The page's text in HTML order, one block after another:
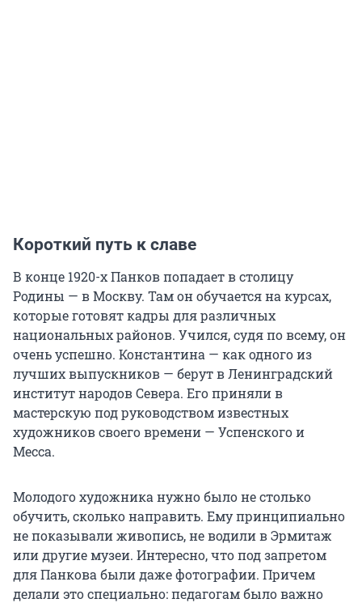
Короткий путь к славе
В конце 1920-х Панков попадает в столицу
Родины — в Москву. Там он обучается на курсах,
которые готовят кадры для различных
национальных районов. Учился, судя по всему, он
очень успешно. Константина — как одного из
лучших выпускников — берут в Ленинградский
институт народов Севера. Его приняли в
мастерскую под руководством известных
художников своего времени — Успенского и
Месса.
Молодого художника нужно было не столько
обучить, сколько направить. Ему принципиально
не показывали живопись, не водили в Эрмитаж
или другие музеи. Интересно, что под запретом
для Панкова были даже фотографии. Причем
делали это специально: педагогам было важно